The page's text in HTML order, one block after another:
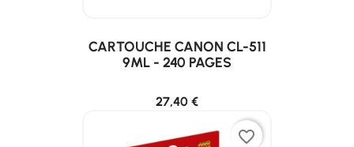
CARTOUCHE CANON CL-511
9ML - 240 PAGES
27,40 €
favorite_border